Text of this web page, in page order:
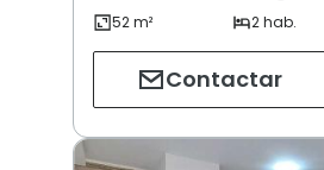
Contactar